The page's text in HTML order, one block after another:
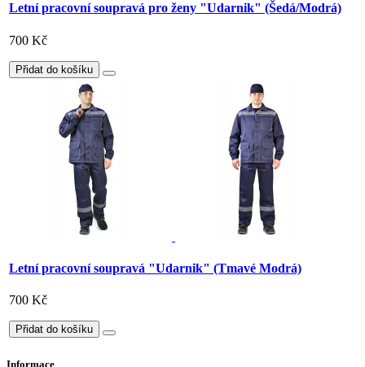
Letní pracovní soupravá pro ženy "Udarnik" (Šedá/Modrá)
700 Kč
Přidat do košíku
Letní pracovní soupravá "Udarnik" (Tmavé Modrá)
700 Kč
Přidat do košíku
Informace